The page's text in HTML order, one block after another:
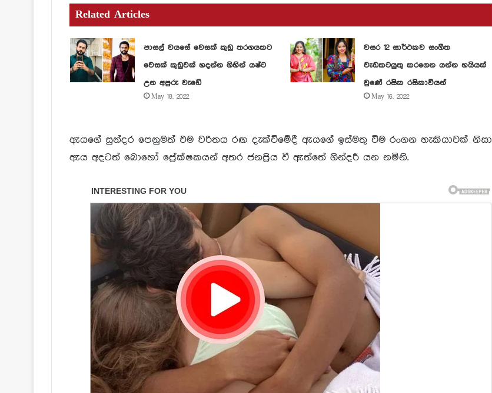
Related Articles
පාසල් වයසේ වෙසක් කුඩු තරගයකට
වෙසක් කුඩුවක් හදන්න ගිහින් යෂ්ට
උන අපුරු වැඩේ
May 18, 2022
වසර 12 සාර්ථකව සංගීත
වැඩකටයුතු කරගෙන යන්න හයියක්
වුණේ රසික රසිකාවියන්
May 16, 2022
ඇයගේ සුන්දර පෙනුමත් එම චරිතය රඟ දැක්වීමේදී ඇයගේ ඉස්මතු විම රංගන හැකියාවක් නිසා
ඇය අදටත් බොහෝ ප්‍රේක්ෂකයන් අතර ජනප්‍රිය වී ඇත්තේ ගින්දරී යන නමිනි.